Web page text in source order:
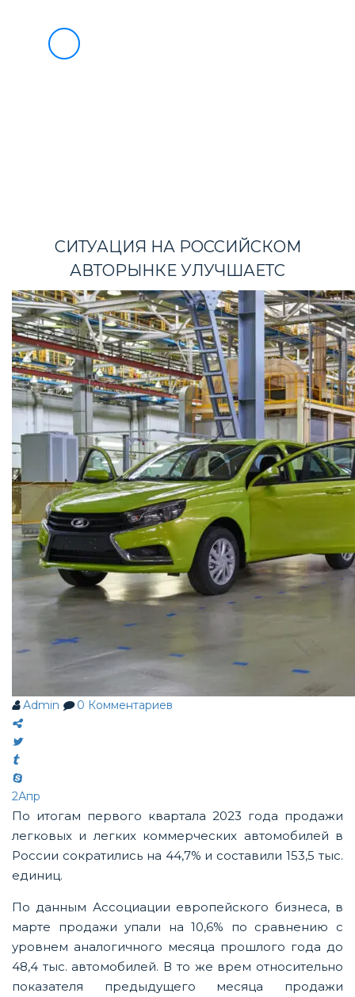
СИТУАЦИЯ НА РОССИЙСКОМ
АВТОРЫНКЕ УЛУЧШАЕТС
Admin 0 Комментариев
2Апр
По итогам первого квартала 2023 года продажи
легковых и легких коммерческих автомобилей в
России сократились на 44,7% и составили 153,5 тыс.
единиц.
По данным Ассоциации европейского бизнеса, в
марте продажи упали на 10,6% по сравнению с
уровнем аналогичного месяца прошлого года до
48,4 тыс. автомобилей. В то же врем относительно
показателя предыдущего месяца продажи